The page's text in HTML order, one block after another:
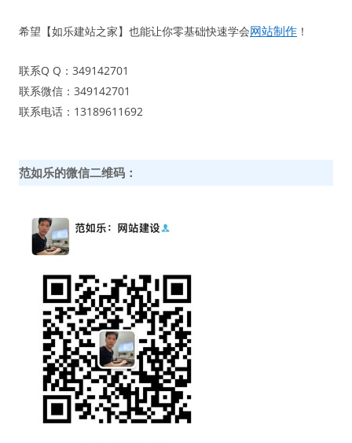
希望【如乐建站之家】也能让你零基础快速学会网站制作 ！
联系Q Q：349142701
联系微信：349142701
联系电话：13189611692
范如乐的微信二维码：